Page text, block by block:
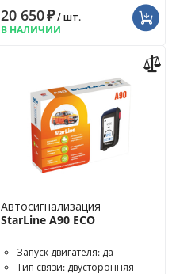
20 650₽/ шт.
В НАЛИЧИИ
Автосигнализация
StarLine A90 ECO
Запуск двигателя: да
Тип связи: двусторонняя